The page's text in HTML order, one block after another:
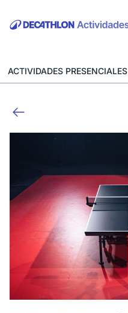
ACTIVIDADES PRESENCIALES